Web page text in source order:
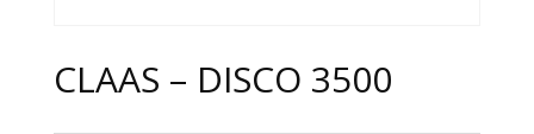
CLAAS – DISCO 3500